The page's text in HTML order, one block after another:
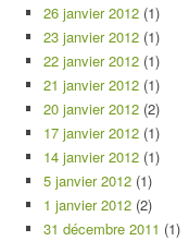
26 janvier 2012 (1)
23 janvier 2012 (1)
22 janvier 2012 (1)
21 janvier 2012 (1)
20 janvier 2012 (2)
17 janvier 2012 (1)
14 janvier 2012 (1)
5 janvier 2012 (1)
1 janvier 2012 (2)
31 décembre 2011 (1)